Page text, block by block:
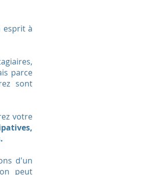
esprit à
parce
sont
votre
d'un
peut